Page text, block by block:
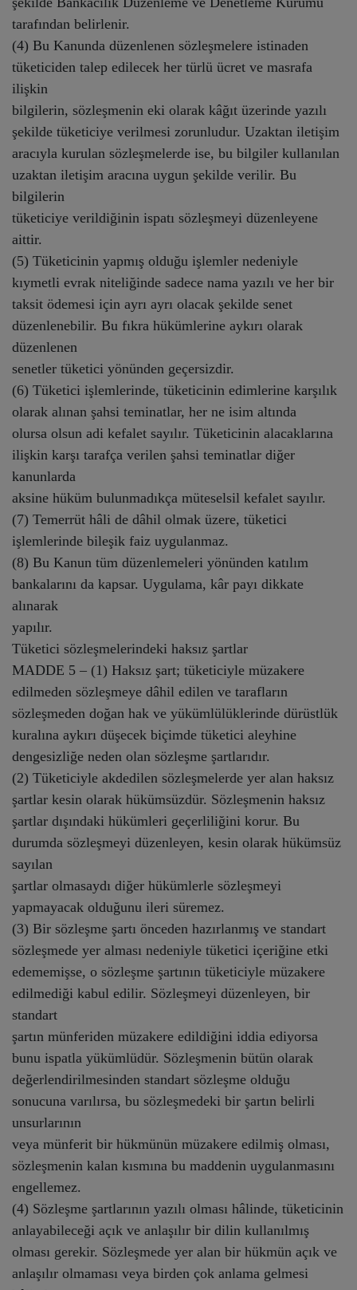
tarafından belirlenir.
(4) Bu Kanunda düzenlenen sözleşmelere istinaden
tüketiciden talep edilecek her türlü ücret ve masrafa
ilişkin
bilgilerin, sözleşmenin eki olarak kâğıt üzerinde yazılı
şekilde tüketiciye verilmesi zorunludur. Uzaktan iletişim
aracıyla kurulan sözleşmelerde ise, bu bilgiler kullanılan
uzaktan iletişim aracına uygun şekilde verilir. Bu
bilgilerin
tüketiciye verildiğinin ispatı sözleşmeyi düzenleyene
aittir.
(5) Tüketicinin yapmış olduğu işlemler nedeniyle
kıymetli evrak niteliğinde sadece nama yazılı ve her bir
taksit ödemesi için ayrı ayrı olacak şekilde senet
düzenlenebilir. Bu fıkra hükümlerine aykırı olarak
düzenlenen
senetler tüketici yönünden geçersizdir.
(6) Tüketici işlemlerinde, tüketicinin edimlerine karşılık
olarak alınan şahsi teminatlar, her ne isim altında
olursa olsun adi kefalet sayılır. Tüketicinin alacaklarına
ilişkin karşı tarafça verilen şahsi teminatlar diğer
kanunlarda
aksine hüküm bulunmadıkça müteselsil kefalet sayılır.
(7) Temerrüt hâli de dâhil olmak üzere, tüketici
işlemlerinde bileşik faiz uygulanmaz.
(8) Bu Kanun tüm düzenlemeleri yönünden katılım
bankalarını da kapsar. Uygulama, kâr payı dikkate
alınarak
yapılır.
Tüketici sözleşmelerindeki haksız şartlar
MADDE 5 – (1) Haksız şart; tüketiciyle müzakere
edilmeden sözleşmeye dâhil edilen ve tarafların
sözleşmeden doğan hak ve yükümlülüklerinde dürüstlük
kuralına aykırı düşecek biçimde tüketici aleyhine
dengesizliğe neden olan sözleşme şartlarıdır.
(2) Tüketiciyle akdedilen sözleşmelerde yer alan haksız
şartlar kesin olarak hükümsüzdür. Sözleşmenin haksız
şartlar dışındaki hükümleri geçerliliğini korur. Bu
durumda sözleşmeyi düzenleyen, kesin olarak hükümsüz
sayılan
şartlar olmasaydı diğer hükümlerle sözleşmeyi
yapmayacak olduğunu ileri süremez.
(3) Bir sözleşme şartı önceden hazırlanmış ve standart
sözleşmede yer alması nedeniyle tüketici içeriğine etki
edememişse, o sözleşme şartının tüketiciyle müzakere
edilmediği kabul edilir. Sözleşmeyi düzenleyen, bir
standart
şartın münferiden müzakere edildiğini iddia ediyorsa
bunu ispatla yükümlüdür. Sözleşmenin bütün olarak
değerlendirilmesinden standart sözleşme olduğu
sonucuna varılırsa, bu sözleşmedeki bir şartın belirli
unsurlarının
veya münferit bir hükmünün müzakere edilmiş olması,
sözleşmenin kalan kısmına bu maddenin uygulanmasını
engellemez.
(4) Sözleşme şartlarının yazılı olması hâlinde, tüketicinin
anlayabileceği açık ve anlaşılır bir dilin kullanılmış
olması gerekir. Sözleşmede yer alan bir hükmün açık ve
anlaşılır olmaması veya birden çok anlama gelmesi